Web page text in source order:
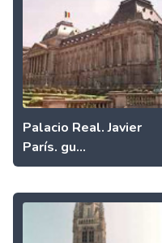
Palacio Real. Javier
París. gu...